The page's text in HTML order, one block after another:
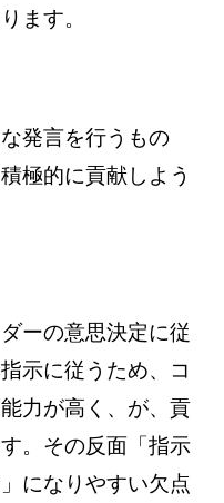
ます。
発言を行うもの
極的に貢献しよう
ーの意思決定に従
示に従うため、コ
力が高く、が、貢
。その反面「指示
になりやすい欠点